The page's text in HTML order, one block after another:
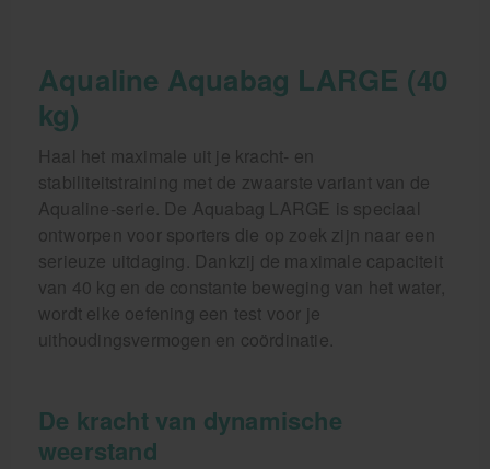
Aqualine Aquabag LARGE (40
kg)
Haal het maximale uit je kracht- en
stabiliteitstraining met de zwaarste variant van de
Aqualine-serie. De Aquabag LARGE is speciaal
ontworpen voor sporters die op zoek zijn naar een
serieuze uitdaging. Dankzij de maximale capaciteit
van 40 kg en de constante beweging van het water,
wordt elke oefening een test voor je
uithoudingsvermogen en coördinatie.
De kracht van dynamische
weerstand